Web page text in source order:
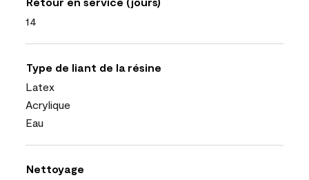
14
Type de liant de la résine
Latex
Acrylique
Eau
Nettoyage